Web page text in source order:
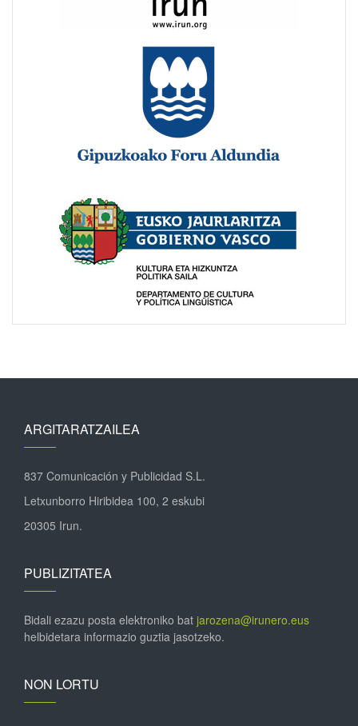
ARGITARATZAILEA
837 Comunicación y Publicidad S.L.
Letxunborro Hiribidea 100, 2 eskubi
20305 Irun.
PUBLIZITATEA
Bidali ezazu posta elektroniko bat jarozena@irunero.eus
helbidetara informazio guztia jasotzeko.
NON LORTU